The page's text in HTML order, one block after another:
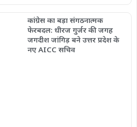
कांग्रेस का बड़ा संगठनात्मक
फेरबदल: धीरज गुर्जर की जगह
जगदीश जांगिड़ बने उत्तर प्रदेश के
नए AICC सचिव